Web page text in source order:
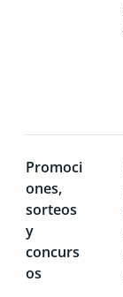
Promoci
ones,
sorteos
y
concurs
os